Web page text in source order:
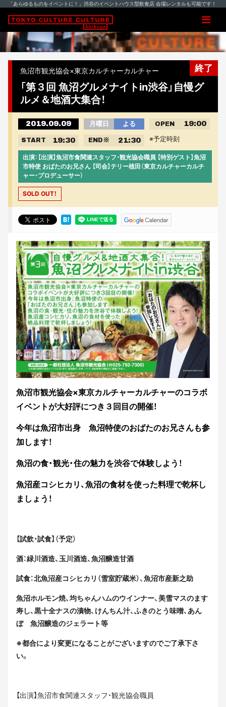
「あらゆるものをイベントに！」渋谷のイベントハウス型飲食店 会場レンタルも可能です！
終了
魚沼市観光協会×東京カルチャーカルチャー
「第３回 魚沼グルメナイトin渋谷」自慢グ
ルメ＆地酒大集合！
2019.09.09 月曜日 よる OPEN 19:00
START 19:30 END ※ 21:30 ※予定時刻
出演：【出演】魚沼市食関連スタッフ・観光協会職員 【特別ゲスト】魚沼
市特使 おばたのお兄さん 【司会】テリー植田（東京カルチャーカルチ
ャー・プロデューサー）
SOLD OUT！
魚沼市観光協会×東京カルチャーカルチャーのコラボ
イベントが大好評につき３回目の開催！
今年は魚沼市出身 魚沼特使のおばたのお兄さんも参
加します！
魚沼の食・観光・住の魅力を渋谷で体験しよう！
魚沼産コシヒカリ、魚沼の食材を使った料理で乾杯し
ましょう！
【試飲・試食】（予定）
酒：緑川酒造、玉川酒造、魚沼醸造甘酒
試食：北魚沼産コシヒカリ（雪室貯蔵米）、魚沼市産新之助
魚沼ホルモン焼、均ちゃんハムのウインナー、美雪マスのます
寿し、黒十全ナスの漬物、けんちん汁、ふきのとう味噌、あん
ぼ 魚沼醸造のジェラート等
※都合により変更になることがございますのでご了承下さ
い。
【出演】魚沼市食関連スタッフ・観光協会職員